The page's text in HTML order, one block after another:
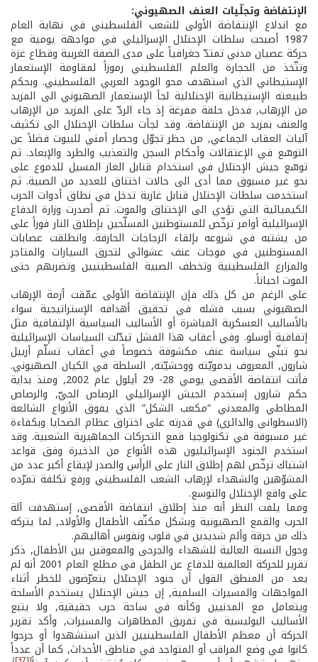
الإنتفاضة وتجلّيات العنف الصهيوني:
مع اندلاع الإنتفاضة الأولى للشعب الفلسطيني في نهاية العام
1987 أصبحت سلطات الإحتلال الإسرائيلي في مواجهة يومية مع
حركة عصيان مدني تمتدّ جغرافياً على مدى الضفة الغربية وقطاع غزة
وتتّخذ من الحجارة والعلم الفلسطيني رموزاً لمقاومة الإستعمار
الإستيطاني الذي استهدف محو الوجود العربي الفلسطيني. وبحكم
طبيعته الإستيطانية الإحتلالية لجأ الإستعمار الصهيوني الى المزيد
من الإرهاب, فدخل حلقة مفرغة إذ جاء الردّ على المزيد من الإرهاب
والعنف بمزيد من الإنتفاضة. وقد لجأت سلطات الإحتلال الى تكثيف
آليات العقاب الجماعي, من حظر تجوّل وحصار أمني للبيوت فضلاً عن
التوسّع في الإعتقالات وأحكام السجن والتعذيب والطرد والإبعاد. ثم
توسّع جيش الإحتلال في استخدام قنابل الغاز المسيل للدموع على
نحو غير مسبوق مما أدى الى حالات اختناق للعديد من الصبية. ثم
استخدمت سلطات الإحتلال قنابل غازية تدخل في نطاق أدوات الحرب
الكيميائية التي تؤدي الى الإختناق والموت. ثم أصدرت وزارة الدفاع
الإسرائيلية أوامر ترخّص للمستوطنين المسلّحين بإطلاق النار فوراً على
من يشتبه في شروعه بإلقاء الزجاجات الحارقة. وانطلقت عصابات
المستوطنين في موجات عنف عشوائي لتحرق السيارات والمتاجر
والمزارع الفلسطينية وتخطف الصبية الفلسطينيين وتضربهم حتى
الموت احياناً.
على الرغم من كل ذلك فإن الإنتفاضة الأولى عمّقت أزمة الإرهاب
الصهيوني بسبب فشله في تحقيق أهدافه الإستراتيجية سواء
بالأساليب العسكرية المباشرة أو الأساليب السياسية الإلتفافية مثل
إتفاقية أوسلو. وفي أعقاب هذا الفشل تبدّلت السياسات الإسرائيلية
نحو تبنّي سياسة عنف مكشوفة خصوصاً في أعقاب تسلّم أرييل
شارون, المعروف بدمويّته ووحشيّته, السلطة في الكيان الصهيوني.
فأتت انتفاضة الأقصى يومي 28- ­29 أيلول عام 2002, ومنذ بداية
حكم شارون إستخدم الجيش الإسرائيلي الرصاص الحيّ, والرصاص
المطاطي والمعدني “مكعب الشكل” الذي يفوق الأنواع الشائعة
(الاسطواني والدائري) في قدرته على اختراق عظام الضحايا وبكفاءة
غير مسبوقة في تكنولوجيا قمع التحركات الجماهيرية الشعبية. وقد
استخدم الجنود الإسرائيليون هذه الأنواع من الذخيرة وفق قواعد
اشتباك ترخّص لهم إطلاق النار على الرأس والصدر لإيقاع أكبر عدد من
المشوّهين والشهداء لإرهاب الشعب الفلسطيني ورفع تكلفة تمرّده
على واقع الإحتلال والتوسع.
ومما يلفت النظر أنه منذ إطلاق انتفاضة الأقصى, إستهدفت آلة
الحرب والقمع الصهيونية وبشكل مكثّف الأطفال والأولاد, لما يتركه
ذلك من حرقة وألم شديدين في قلوب ونفوس أهاليهم.
وحول النسبة العالية للشهداء والجرحى والمعوقين بين الأطفال, ذكر
تقرير للحركة العالمية للدفاع عن الطفل في مطلع العام 2001 أنه لم
يعد من المنطق القول أن جنود الإحتلال يتعرّضون للخطر أثناء
المواجهات والمسيرات السلمية, إن جيش الإحتلال يستخدم الأسلحة
ويتعامل مع المدنيين وكأنه في ساحة حرب حقيقية, ولا يتبع
الأساليب البوليسية في تفريق المظاهرات والمسيرات, وأكد تقرير
الحركة أن معظم الأطفال الفلسطينيين الذين استشهدوا أو جرحوا
كانوا في وضع المراقب أو المتواجد في مناطق الأحداث, كما أن عدداً